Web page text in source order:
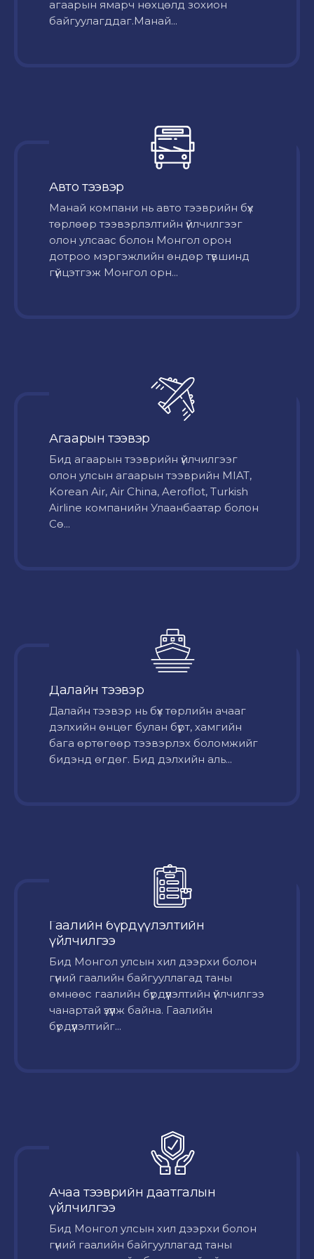
агаарын ямарч нөхцөлд зохион
байгуулагддаг.Манай...
Авто тээвэр
Mанай компани нь авто тээврийн бүх
төрлөөр тээвэрлэлтийн үйлчилгээг
олон улсаас болон Монгол орон
дотроо мэргэжлийн өндөр түвшинд
гүйцэтгэж Монгол орн...
Агаарын тээвэр
Бид агаарын тээврийн үйлчилгээг
олон улсын агаарын тээврийн MIAT,
Korean Air, Air China, Aeroflot, Turkish
Airline компанийн Улаанбаатар болон
Сө...
Далайн тээвэр
Далайн тээвэр нь бүх төрлийн ачааг
дэлхийн өнцөг булан бүрт, хамгийн
бага өртөгөөр тээвэрлэх боломжийг
бидэнд өгдөг. Бид дэлхийн аль...
Гаалийн бүрдүүлэлтийн
үйлчилгээ
Бид Монгол улсын хил дээрхи болон
гүний гаалийн байгууллагад таны
өмнөөс гаалийн бүрдүүлэлтийн үйлчилгээ
чанартай үзүүлж байна. Гаалийн
бүрдүүлэлтийг...
Ачаа тээврийн даатгалын
үйлчилгээ
Бид Монгол улсын хил дээрхи болон
гүний гаалийн байгууллагад таны